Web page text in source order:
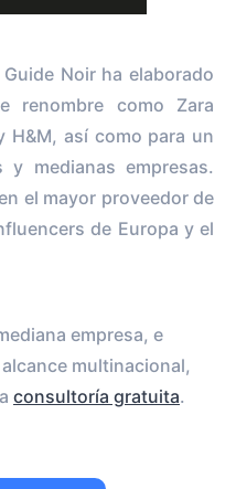
Noir ha elaborado
renombre como Zara
H&M, así como para un
medianas empresas.
el mayor proveedor de
de Europa y el
empresa, e
multinacional,
consultoría gratuita.